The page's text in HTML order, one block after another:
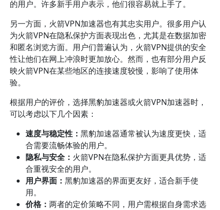
的用户。许多新手用户表示，他们很容易就上手了。
另一方面，火箭VPN加速器也有其忠实用户。很多用户认
为火箭VPN在隐私保护方面表现出色，尤其是在数据加密
和匿名浏览方面。用户们普遍认为，火箭VPN提供的安全
性让他们在网上冲浪时更加放心。然而，也有部分用户反
映火箭VPN在某些地区的连接速度较慢，影响了使用体
验。
根据用户的评价，选择黑豹加速器或火箭VPN加速器时，
可以考虑以下几个因素：
速度与稳定性： 黑豹加速器通常被认为速度更快，适
合需要流畅体验的用户。
隐私与安全： 火箭VPN在隐私保护方面更具优势，适
合重视安全的用户。
用户界面： 黑豹加速器的界面更友好，适合新手使
用。
价格： 两者的定价策略不同，用户需根据自身需求选